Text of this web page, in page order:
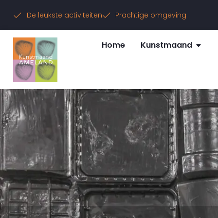
De leukste activiteiten Prachtige omgeving
Home Kunstmaand